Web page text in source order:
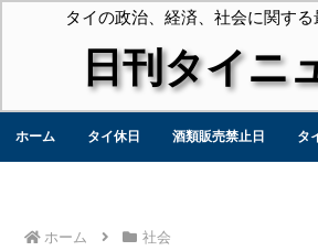
タイの政治、経済、社会に関す
日刊タイニ
ホーム タイ休日 酒類販売禁止日 タ
ホーム 社会